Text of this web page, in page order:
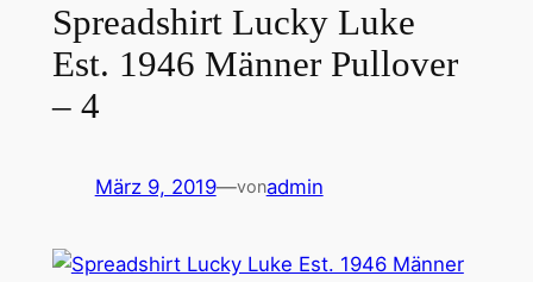
Spreadshirt Lucky Luke
Est. 1946 Männer Pullover
– 4
März 9, 2019—vonadmin